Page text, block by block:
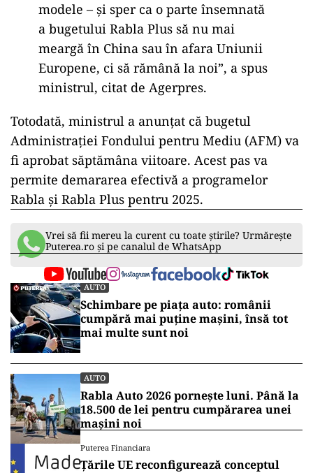
modele – și sper ca o parte însemnată
a bugetului Rabla Plus să nu mai
meargă în China sau în afara Uniunii
Europene, ci să rămână la noi”, a spus
ministrul, citat de Agerpres.
Totodată, ministrul a anunțat că bugetul
Administrației Fondului pentru Mediu (AFM) va
fi aprobat săptămâna viitoare. Acest pas va
permite demararea efectivă a programelor
Rabla și Rabla Plus pentru 2025.
Vrei să fii mereu la curent cu toate știrile? Urmărește
Puterea.ro și pe canalul de WhatsApp
AUTO
Schimbare pe piața auto: românii
cumpără mai puține mașini, însă tot
mai multe sunt noi
AUTO
Rabla Auto 2026 pornește luni. Până la
18.500 de lei pentru cumpărarea unei
mașini noi
Puterea Financiara
Țările UE reconfigurează conceptul